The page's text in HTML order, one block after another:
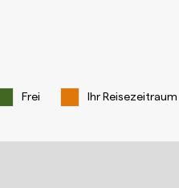
Frei Ihr Reisezeitraum